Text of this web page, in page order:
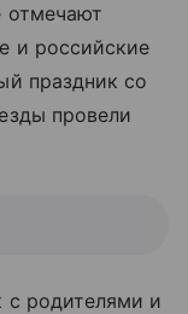
отмечают
и российские
праздник со
провели
с родителями и